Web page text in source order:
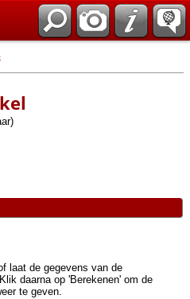
laat de gegevens van de
daarna op 'Berekenen' om de
te geven.